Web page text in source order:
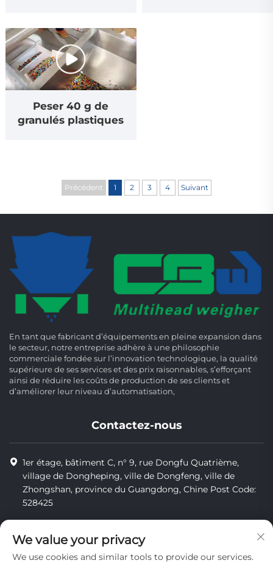
Peser 40 g de
granulés plastiques
Précédent 1 2 3 4 Suivant
En tant que fabricant d’équipements en pleine expansion dans
le secteur, notre entreprise adhère à une philosophie
commerciale fondée sur l’innovation technologique, la qualité
supérieure de ses services et des prix raisonnables, s’efforçant
ainsi de réduire les coûts de production de ses clients et
d’améliorer leur niveau d’automatisation,
Contactez-nous
1er étage, bâtiment C, n° 9, rue Dongfu Quatrième,
village de Dongheping, ville de Dongfeng, ville de
Zhongshan, province du Guangdong, Chine Post Code:
528425
[email protected]
We value your privacy
We use cookies and similar tools to provide our services.